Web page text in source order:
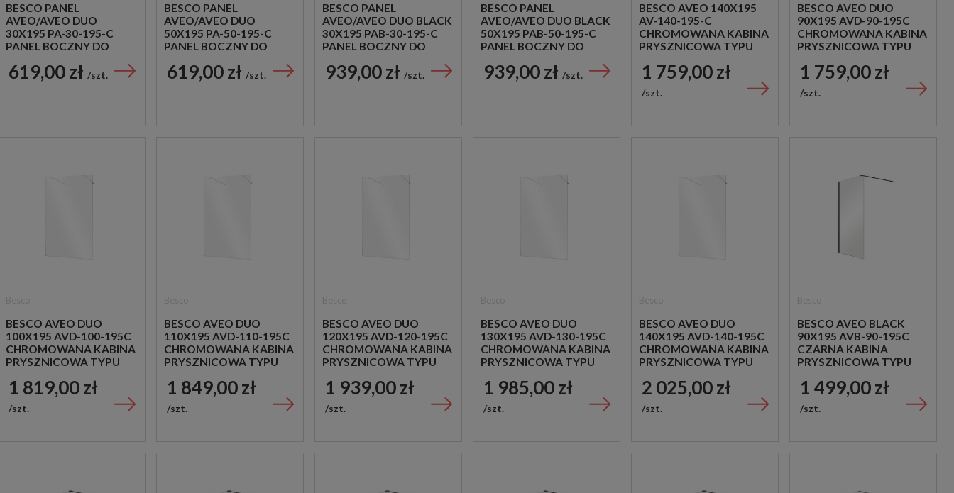
BESCO PANEL
AVEO/AVEO DUO
30X195 PA-30-195-C
PANEL BOCZNY DO
619,00 zł szt.
BESCO PANEL
AVEO/AVEO DUO
50X195 PA-50-195-C
PANEL BOCZNY DO
619,00 zł szt.
BESCO PANEL
AVEO/AVEO DUO BLACK
30X195 PAB-30-195-C
PANEL BOCZNY DO
939,00 zł szt.
BESCO PANEL
AVEO/AVEO DUO BLACK
50X195 PAB-50-195-C
PANEL BOCZNY DO
939,00 zł szt.
BESCO AVEO 140X195
AV-140-195-C
CHROMOWANA KABINA
PRYSZNICOWA TYPU
1 759,00 zł
szt.
BESCO AVEO DUO
90X195 AVD-90-195C
CHROMOWANA KABINA
PRYSZNICOWA TYPU
1 759,00 zł
szt.
BESCO AVEO DUO
100X195 AVD-100-195C
CHROMOWANA KABINA
PRYSZNICOWA TYPU
1 819,00 zł
szt.
BESCO AVEO DUO
110X195 AVD-110-195C
CHROMOWANA KABINA
PRYSZNICOWA TYPU
1 849,00 zł
szt.
BESCO AVEO DUO
120X195 AVD-120-195C
CHROMOWANA KABINA
PRYSZNICOWA TYPU
1 939,00 zł
szt.
BESCO AVEO DUO
130X195 AVD-130-195C
CHROMOWANA KABINA
PRYSZNICOWA TYPU
1 985,00 zł
szt.
BESCO AVEO DUO
140X195 AVD-140-195C
CHROMOWANA KABINA
PRYSZNICOWA TYPU
2 025,00 zł
szt.
BESCO AVEO BLACK
90X195 AVB-90-195C
CZARNA KABINA
PRYSZNICOWA TYPU
1 499,00 zł
szt.